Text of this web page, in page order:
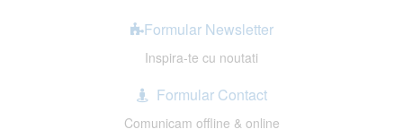
Formular Newsletter
Inspira-te cu noutati
Formular Contact
Comunicam offline & online